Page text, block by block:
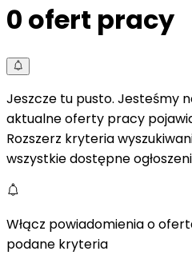
0 ofert pracy
Jeszcze tu pusto. Jesteśmy
aktualne oferty pracy
Rozszerz kryteria
wszystkie dostępne
Włącz powiadomienia o
podane kryteria